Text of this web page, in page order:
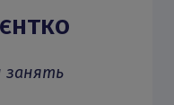
занять